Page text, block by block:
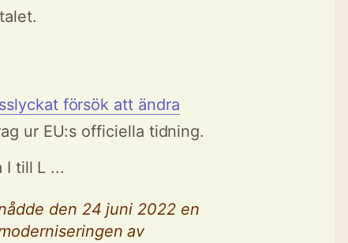
försök att ändra
ur EU:s officiella tidning.
I till L ...
den 24 juni 2022 en
av